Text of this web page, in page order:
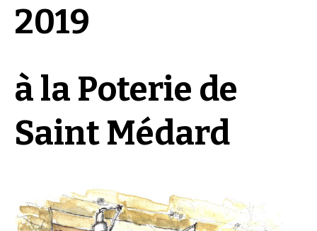
2019
à la Poterie de
Saint Médard